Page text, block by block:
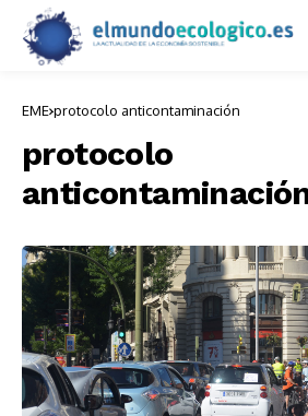
EME protocolo anticontaminación
protocolo